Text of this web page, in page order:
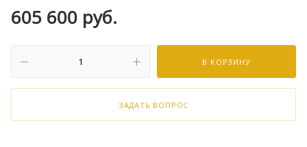
605 600 руб.
В КОРЗИНУ
ЗАДАТЬ ВОПРОС